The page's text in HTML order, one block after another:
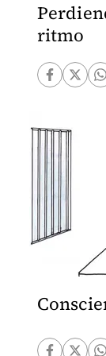
ritmo